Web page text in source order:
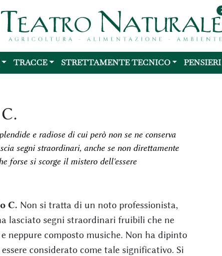
TRACCE STRETTAMENTE TECNICO
e radiose di cui però non se ne conserva
segni straordinari, anche se non direttamente
forse si scorge il mistero dell'essere
C. Non si tratta di un noto professionista,
lasciato segni straordinari fruibili che ne
neppure composto musiche. Non ha dipinto
considerato come tale significativo. Si